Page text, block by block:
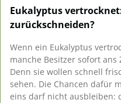
Eukalyptus
zurückschneiden?
Wenn ein Eukalyptus
manche Besitzer sofort ans
Denn sie wollen schnell
sehen. Die Chancen dafür
eins darf nicht ausbleiben: